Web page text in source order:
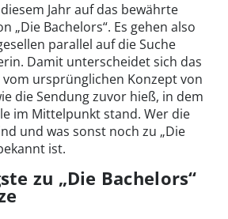
Jahr auf das bewährte
„Die Bachelors“. Es gehen also
parallel auf die Suche
Damit unterscheidet sich das
ursprünglichen Konzept von
die Sendung zuvor hieß, in dem
im Mittelpunkt stand. Wer die
und was sonst noch zu „Die
ist.
zu „Die Bachelors“